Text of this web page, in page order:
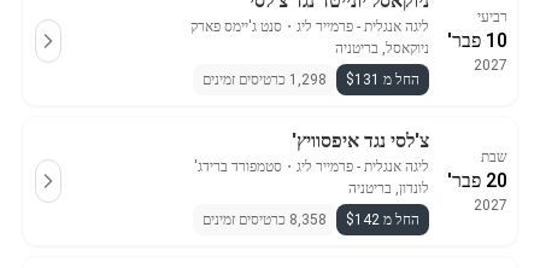
רביעי
10 פבר'
2027
ליגה אנגלית - פרמייר ליג ・ סנט ג'יימס פארק
ניוקאסל, בריטניה
החל מ $131
1,298 כרטיסים זמינים
שבת
20 פבר'
2027
צ'לסי נגד איפסוויץ'
ליגה אנגלית - פרמייר ליג ・ סטמפורד ברידג'
לונדון, בריטניה
החל מ $142
8,358 כרטיסים זמינים